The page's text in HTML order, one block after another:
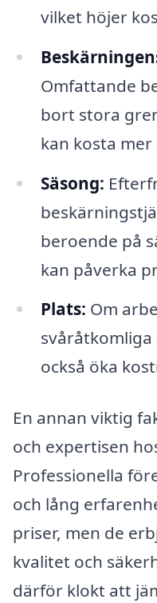
vilket höjer
Omfattande
bort stora
kan kosta
Säsong:
beroende på
kan påverka
Plats: Om
också öka
En annan viktig
och expertisen
Professionella
och lång
priser, men de
kvalitet och
därför klokt att